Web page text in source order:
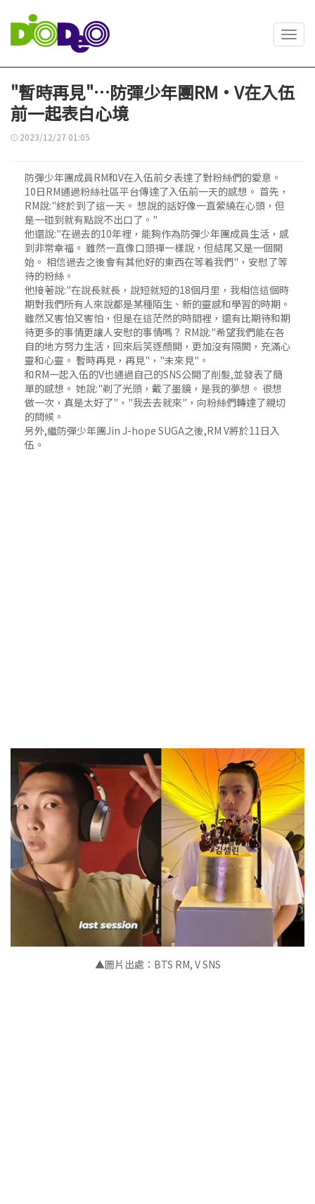
"暫時再見"…防彈少年團RM·V在入伍
前一起表白心境
2023/12/27 01:05
防彈少年團成員RM和V在入伍前夕表達了對粉絲們的愛意。
10日RM通過粉絲社區平台傳達了入伍前一天的感想。 首先，
RM說:"終於到了這一天。 想說的話好像一直縈繞在心頭，但
是一碰到就有點說不出口了。"
他還說:"在過去的10年裡，能夠作為防彈少年團成員生活，感
到非常幸福。 雖然一直像口頭禪一樣說，但結尾又是一個開
始。 相信過去之後會有其他好的東西在等着我們"，安慰了等
待的粉絲。
他接著說:"在說長就長，說短就短的18個月里，我相信這個時
期對我們所有人來說都是某種陌生、新的靈感和學習的時期。
雖然又害怕又害怕，但是在這茫然的時間裡，還有比期待和期
待更多的事情更讓人安慰的事情嗎？ RM說:"希望我們能在各
自的地方努力生活，回來后笑逐顏開，更加沒有隔閡，充滿心
靈和心靈。 暫時再見，再見"，"未來見"。
和RM一起入伍的V也通過自己的SNS公開了削髮,並發表了簡
單的感想。 她說:"剃了光頭，戴了墨鏡，是我的夢想。 很想
做一次，真是太好了"，"我去去就來"，向粉絲們轉達了親切
的問候。
另外,繼防彈少年團Jin J-hope SUGA之後,RM V將於11日入
伍。
▲圖片出處：BTS RM, V SNS